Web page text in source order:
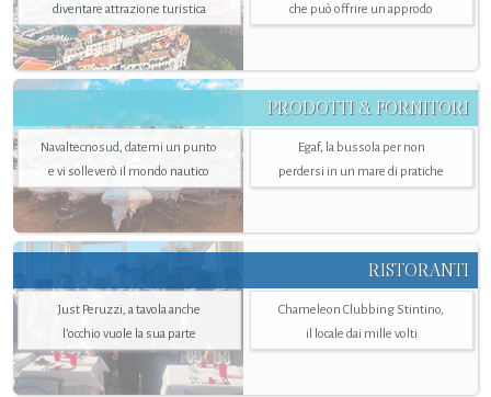
diventare attrazione turistica che può offrire un approdo
PRODOTTI & FORNITORI
Navaltecnosud, datemi un punto
e vi solleverò il mondo nautico
Egaf, la bussola per non
perdersi in un mare di pratiche
RISTORANTI
Just Peruzzi, a tavola anche
l’occhio vuole la sua parte
Chameleon Clubbing Stintino,
il locale dai mille volti